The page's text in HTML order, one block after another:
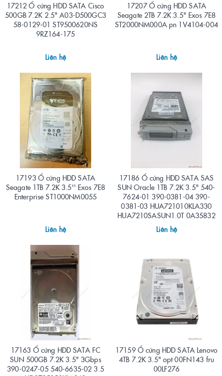
17212 Ổ cứng HDD SATA Cisco
500GB 7.2K 2.5" A03-D500GC3
58-0129-01 ST9500620NS
9RZ164-175
Liên hệ
17207 Ổ cứng HDD SATA
Seagate 2TB 7.2K 3.5" Exos 7E8
ST2000NM000A pn 1V4104-004
Liên hệ
17193 Ổ cứng HDD SATA
Seagate 1TB 7.2K 3.5'' Exos 7E8
Enterprise ST1000NM0055
Liên hệ
17186 Ổ cứng HDD SATA SAS
SUN Oracle 1TB 7.2K 3.5" 540-
7624-01 390-0381-04 390-
0381-03 HUA721010KLA330
HUA7210SASUN1.0T 0A35832
Liên hệ
17163 Ổ cứng HDD SATA FC
SUN 500GB 7.2K 3.5" 3Gbps
390-0247-05 540-6635-02 3.5
17159 Ổ cứng HDD SATA Lenovo
4TB 7.2K 3.5" opt 00FN143 fru
00LF276